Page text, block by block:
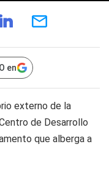
en
externo de la
de Desarrollo
que alberga a